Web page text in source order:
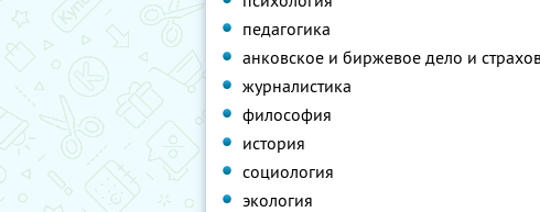
педагогика
анковское и биржевое дело и
журналистика
философия
история
социология
экология